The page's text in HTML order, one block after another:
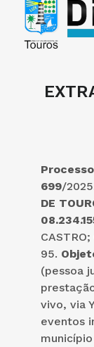
699/
DE
95.
(pessoa
vivo, via
eventos